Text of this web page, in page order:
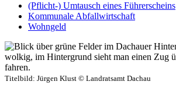
(Pflicht-) Umtausch eines Führerscheins
Kommunale Abfallwirtschaft
Wohngeld
Titelbild: Jürgen Klust © Landratsamt Dachau